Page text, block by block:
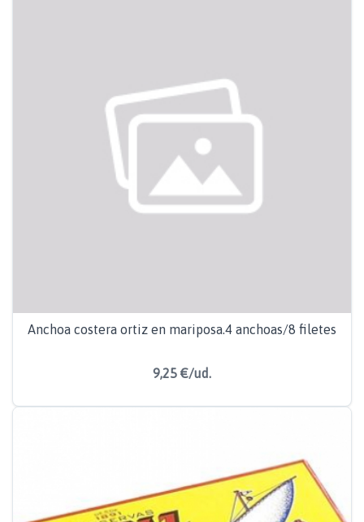
Anchoa costera ortiz en mariposa.4 anchoas/8 filetes
9,25 €/ud.